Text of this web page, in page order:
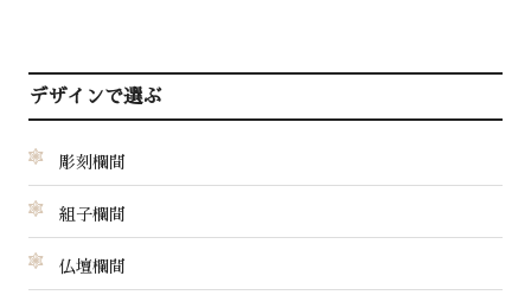
デザインで選ぶ
彫刻欄間
組子欄間
仏壇欄間